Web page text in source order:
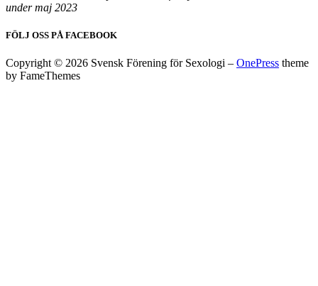
under maj 2023
FÖLJ OSS PÅ FACEBOOK
Copyright © 2026 Svensk Förening för Sexologi – OnePress theme
by FameThemes